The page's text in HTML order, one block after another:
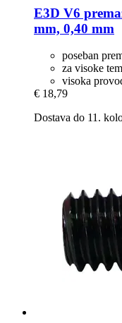
E3D V6
mm, 0,40 mm
poseban
za visoke
visoka
€ 18,79
Dostava do 11.